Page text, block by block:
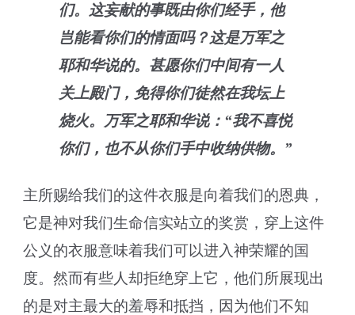
们。这妄献的事既由你们经手，他
岂能看你们的情面吗？这是万军之
耶和华说的。甚愿你们中间有一人
关上殿门，免得你们徒然在我坛上
烧火。万军之耶和华说：“我不喜悦
你们，也不从你们手中收纳供物。”
主所赐给我们的这件衣服是向着我们的恩典，
它是神对我们生命信实站立的奖赏，穿上这件
公义的衣服意味着我们可以进入神荣耀的国
度。然而有些人却拒绝穿上它，他们所展现出
的是对主最大的羞辱和抵挡，因为他们不知